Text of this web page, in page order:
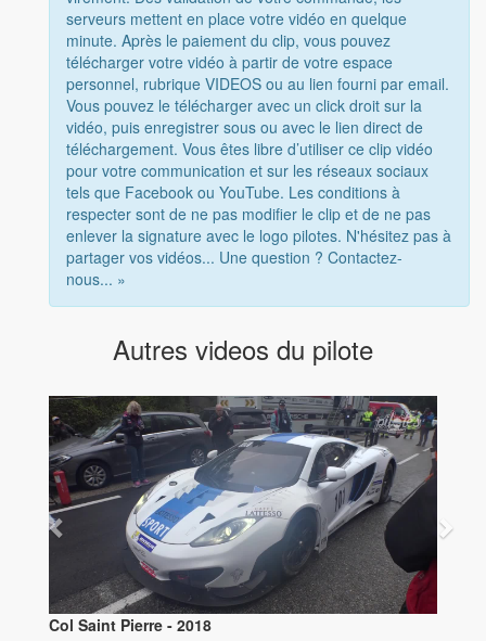
serveurs mettent en place votre vidéo en quelque
minute. Après le paiement du clip, vous pouvez
télécharger votre vidéo à partir de votre espace
personnel, rubrique VIDEOS ou au lien fourni par email.
Vous pouvez le télécharger avec un click droit sur la
vidéo, puis enregistrer sous ou avec le lien direct de
téléchargement. Vous êtes libre d’utiliser ce clip vidéo
pour votre communication et sur les réseaux sociaux
tels que Facebook ou YouTube. Les conditions à
respecter sont de ne pas modifier le clip et de ne pas
enlever la signature avec le logo pilotes. N'hésitez pas à
partager vos vidéos... Une question ? Contactez-
nous... »
Autres videos du pilote
Pierre - 2018